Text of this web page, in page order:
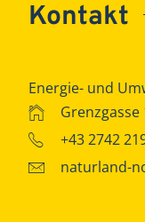
Kontakt
Energie- und
Grenzgasse
+43 2742
naturland-